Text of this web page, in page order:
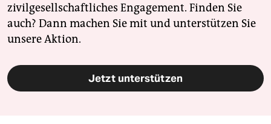
zivilgesellschaftliches Engagement. Finden Sie
auch? Dann machen Sie mit und unterstützen Sie
unsere Aktion.
Jetzt unterstützen